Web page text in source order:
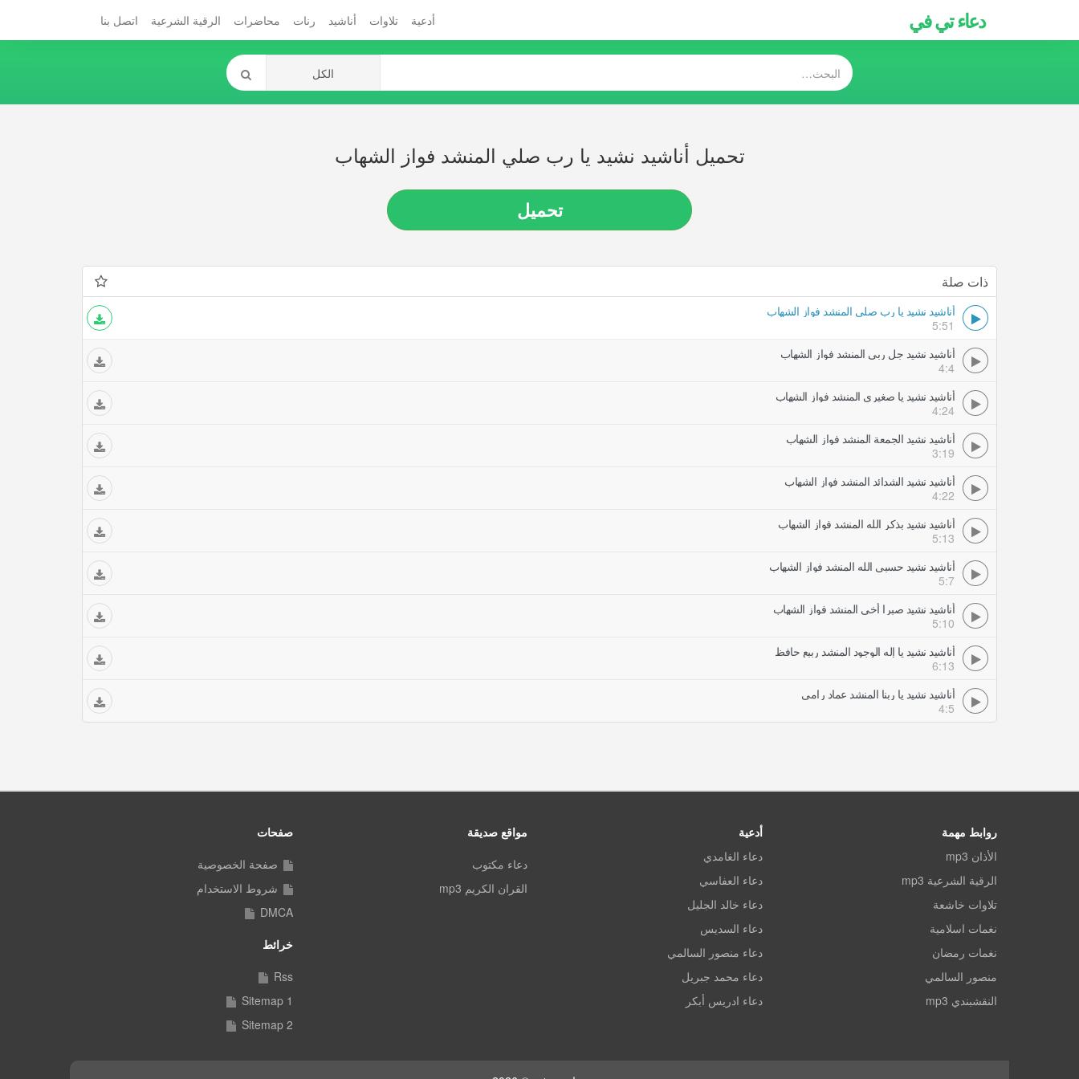
دعاء تي في أدعية تلاوات أناشيد رنات محاضرات الرقية الشرعية اتصل بنا
تحميل أناشيد نشيد يا رب صلي المنشد فواز الشهاب
تحميل
ذات صلة
أناشيد نشيد يا رب صلي المنشد فواز الشهاب
5:51
أناشيد نشيد جل ربي المنشد فواز الشهاب
4:4
أناشيد نشيد يا صغيري المنشد فواز الشهاب
4:24
أناشيد نشيد الجمعة المنشد فواز الشهاب
3:19
أناشيد نشيد الشدائد المنشد فواز الشهاب
4:22
أناشيد نشيد بذكر الله المنشد فواز الشهاب
5:13
أناشيد نشيد حسبي الله المنشد فواز الشهاب
5:7
أناشيد نشيد صبرا أخي المنشد فواز الشهاب
5:10
أناشيد نشيد يا إله الوجود المنشد رببع حافظ
6:13
أناشيد نشيد يا ربنا المنشد عماد رامي
4:5
روابط مهمة
الأذان mp3
الرقية الشرعية mp3
تلاوات خاشعة
نغمات اسلامية
نغمات رمضان
منصور السالمي
النقشبندي mp3
أدعية
دعاء الغامدي
دعاء العفاسي
دعاء خالد الجليل
دعاء السديس
دعاء منصور السالمي
دعاء محمد جبريل
دعاء ادريس أبكر
مواقع صديقة
دعاء مكتوب
القران الكريم mp3
صفحات
صفحة الخصوصية
شروط الاستخدام
DMCA
خرائط
Rss
Sitemap 1
Sitemap 2